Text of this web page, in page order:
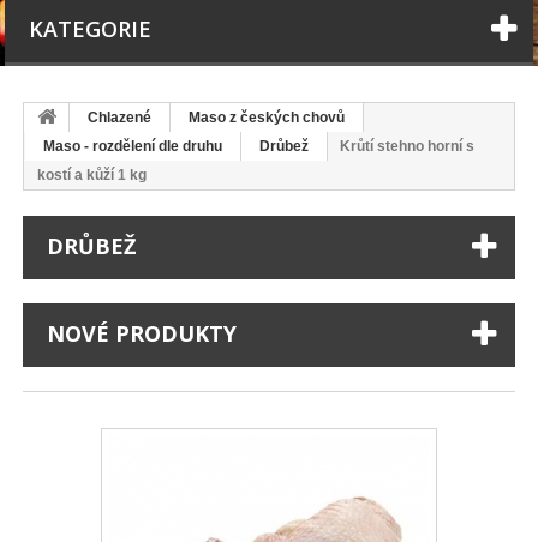
KATEGORIE
Chlazené
Maso z českých chovů
Maso - rozdělení dle druhu
Drůbež
Krůtí stehno horní s
kostí a kůží 1 kg
DRŮBEŽ
NOVÉ PRODUKTY